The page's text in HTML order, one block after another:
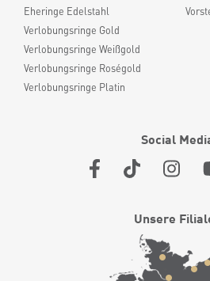
Eheringe Edelstahl
Verlobungsringe Gold
Verlobungsringe Weißgold
Verlobungsringe Roségold
Verlobungsringe Platin
Social
Unsere